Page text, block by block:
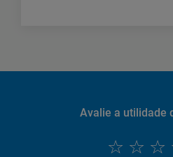
Avalie a utilidade